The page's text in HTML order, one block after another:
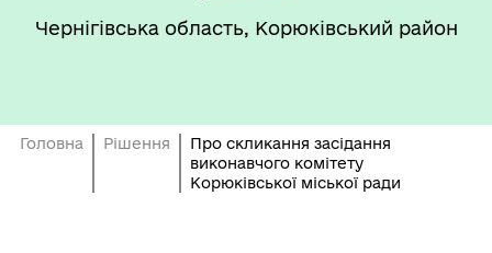
Чернігівська область, Корюківський район
Головна Рішення
Про скликання засідання
виконавчого комітету
Корюківської міської ради